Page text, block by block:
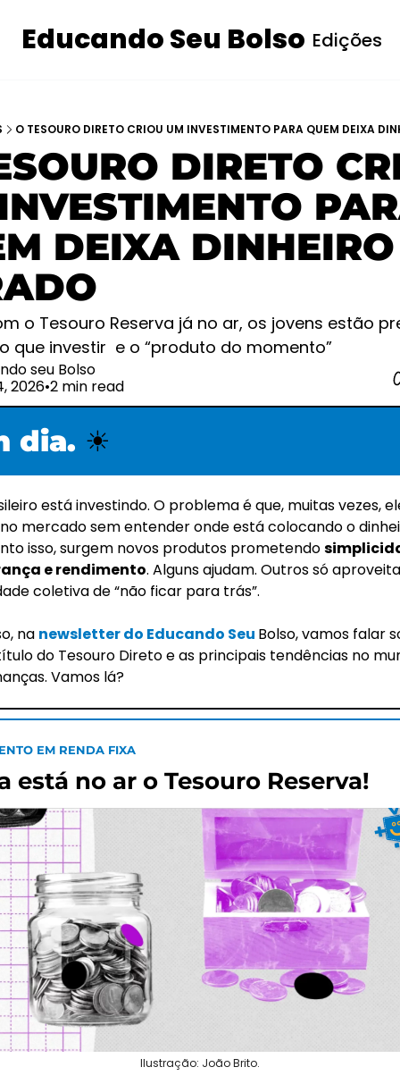
Educando Seu Bolso Edições
O TESOURO DIRETO CRIOU UM INVESTIMENTO PARA QUEM DEIXA
DIRETO
DEIXA DINHEIRO
o Tesouro Reserva já no ar, os jovens estão
que investir  e o “produto do momento”
seu Bolso
2026•2 min read
dia. ☀️
está investindo. O problema é que, muitas vezes,
mercado sem entender onde está colocando o
isso, surgem novos produtos prometendo
e rendimento. Alguns ajudam. Outros só
coletiva de “não ficar para trás”.
na newsletter do Educando Seu Bolso, vamos falar
do Tesouro Direto e as principais tendências no
Vamos lá?
EM RENDA FIXA
está no ar o Tesouro Reserva!
Ilustração: João Brito.